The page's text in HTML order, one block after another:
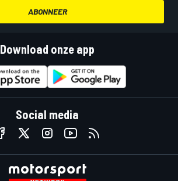
ABONNEER
Download onze app
Social media